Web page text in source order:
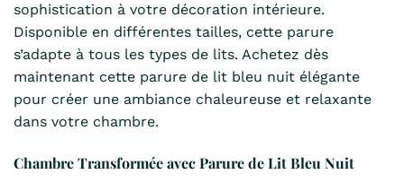
sophistication à votre décoration intérieure.
Disponible en différentes tailles, cette parure
s’adapte à tous les types de lits. Achetez dès
maintenant cette parure de lit bleu nuit élégante
pour créer une ambiance chaleureuse et relaxante
dans votre chambre.
Chambre Transformée avec Parure de Lit Bleu Nuit